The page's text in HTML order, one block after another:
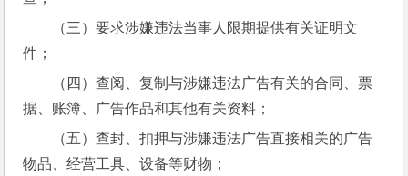
（三）要求涉嫌违法当事人限期提供有关证明文
件；
（四）查阅、复制与涉嫌违法广告有关的合同、票
据、账簿、广告作品和其他有关资料；
（五）查封、扣押与涉嫌违法广告直接相关的广告
物品、经营工具、设备等财物；